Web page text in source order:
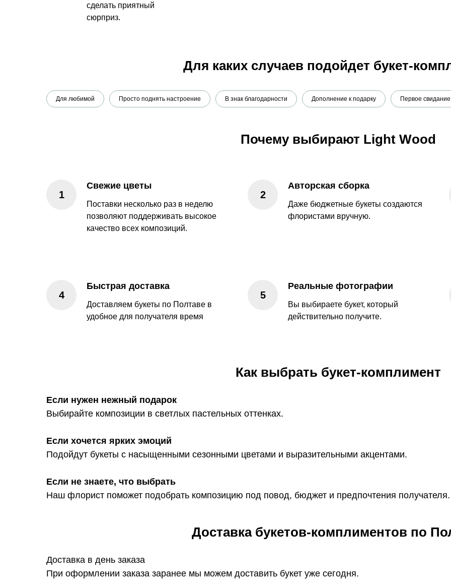
сделать приятный
сюрприз.
Для каких случаев подойдет букет-
Для любимой Просто поднять настроение В знак благодарности Дополнение к подарку Первое свидание
Почему выбирают Light Wood
Свежие цветы
Поставки несколько раз в неделю
позволяют поддерживать высокое
качество всех композиций.
Авторская сборка
Даже бюджетные букеты создаются
флористами вручную.
Быстрая доставка
Доставляем букеты по Полтаве в
удобное для получателя время
Реальные фотографии
Вы выбираете букет, который
действительно получите.
Как выбрать букет-комплимент
Если нужен нежный подарок
Выбирайте композиции в светлых пастельных оттенках.
Если хочется ярких эмоций
Подойдут букеты с насыщенными сезонными цветами и выразительными акцентами.
Если не знаете, что выбрать
Наш флорист поможет подобрать композицию под повод, бюджет и предпочтения получателя.
Доставка букетов-комплиментов по
Доставка в день заказа
При оформлении заказа заранее мы можем доставить букет уже сегодня.